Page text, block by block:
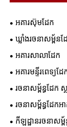
អគារស៊ុមដែក
ឃ្លាំងរចនាសម្ព័នដ
អគារសាលាដែក
អគារមន្ទីរពេទ្យដែ
រចនាសម្ព័ន្ធដែក ស្
រចនាសម្ព័ន្ធដែកអ
កីឡដ្ឋានរចនាសម្ព័